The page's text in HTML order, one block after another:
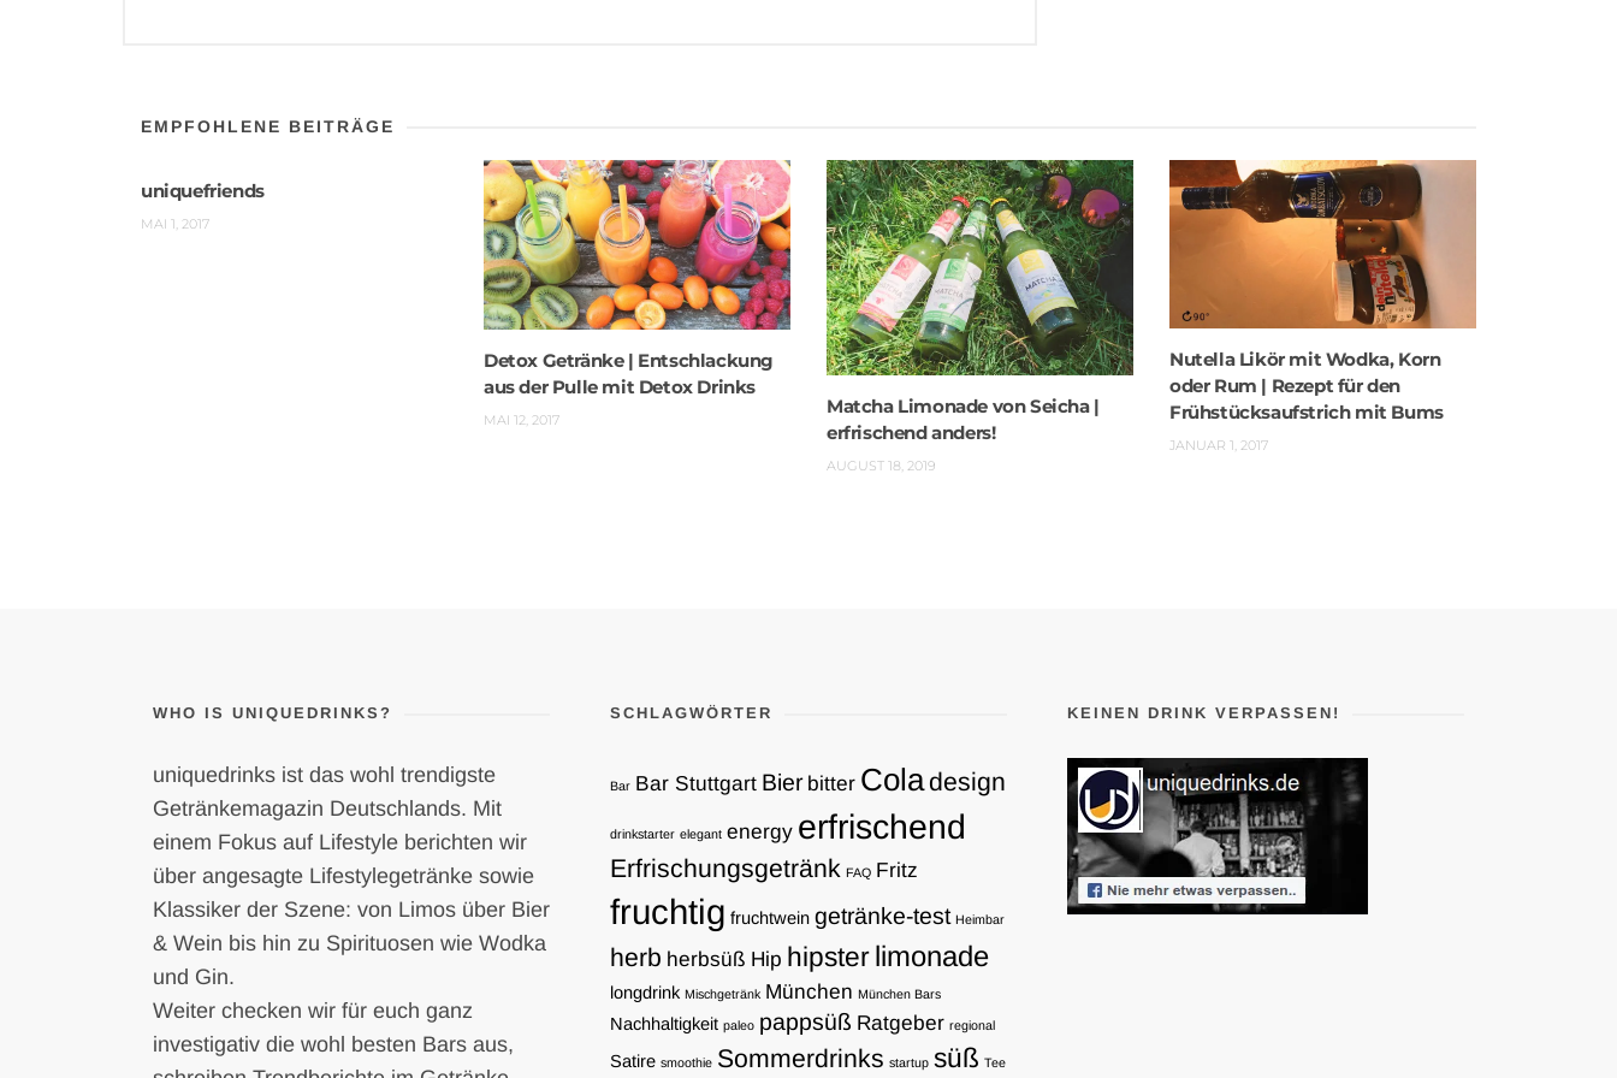
EMPFOHLENE BEITRÄGE
uniquefriends
MAI 1, 2017
Detox Getränke | Entschlackung
aus der Pulle mit Detox Drinks
MAI 12, 2017
Matcha Limonade von Seicha |
erfrischend anders!
AUGUST 18, 2019
Nutella Likör mit Wodka, Korn
oder Rum | Rezept für den
Frühstücksaufstrich mit Bums
JANUAR 1, 2017
WHO IS UNIQUEDRINKS?
uniquedrinks ist das wohl trendigste
Getränkemagazin Deutschlands. Mit
einem Fokus auf Lifestyle berichten wir
über angesagte Lifestylegetränke sowie
Klassiker der Szene: von Limos über Bier
& Wein bis hin zu Spirituosen wie Wodka
und Gin.
Weiter checken wir für euch ganz
investigativ die wohl besten Bars aus,
SCHLAGWÖRTER
Bar Bar Stuttgart Bier bitter Coladesign
drinkstarter elegant energy erfrischend
Erfrischungsgetränk FAQ Fritz
fruchtig fruchtwein getränke-test Heimbar
herb herbsüß Hip hipsterlimonade
longdrink Mischgetränk München München Bars
Nachhaltigkeit paleo pappsüß Ratgeber regional
Satire smoothie Sommerdrinks startup süß Tee
KEINEN DRINK VERPASSEN!